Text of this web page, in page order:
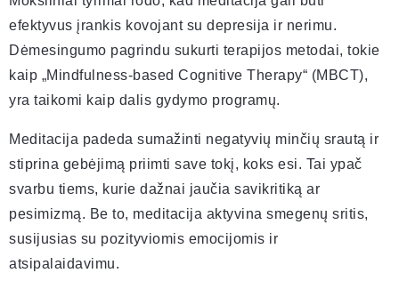
efektyvus įrankis kovojant su depresija ir nerimu.
Dėmesingumo pagrindu sukurti terapijos metodai, tokie
kaip „Mindfulness-based Cognitive Therapy“ (MBCT),
yra taikomi kaip dalis gydymo programų.
Meditacija padeda sumažinti negatyvių minčių srautą ir
stiprina gebėjimą priimti save tokį, koks esi. Tai ypač
svarbu tiems, kurie dažnai jaučia savikritiką ar
pesimizmą. Be to, meditacija aktyvina smegenų sritis,
susijusias su pozityviomis emocijomis ir
atsipalaidavimu.